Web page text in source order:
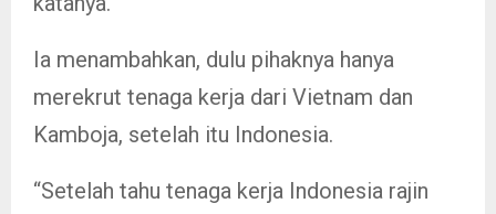
Ia menambahkan, dulu pihaknya hanya
merekrut tenaga kerja dari Vietnam dan
Kamboja, setelah itu Indonesia.
“Setelah tahu tenaga kerja Indonesia rajin